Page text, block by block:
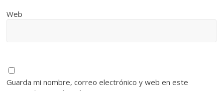
Web
Guarda mi nombre, correo electrónico y web en este